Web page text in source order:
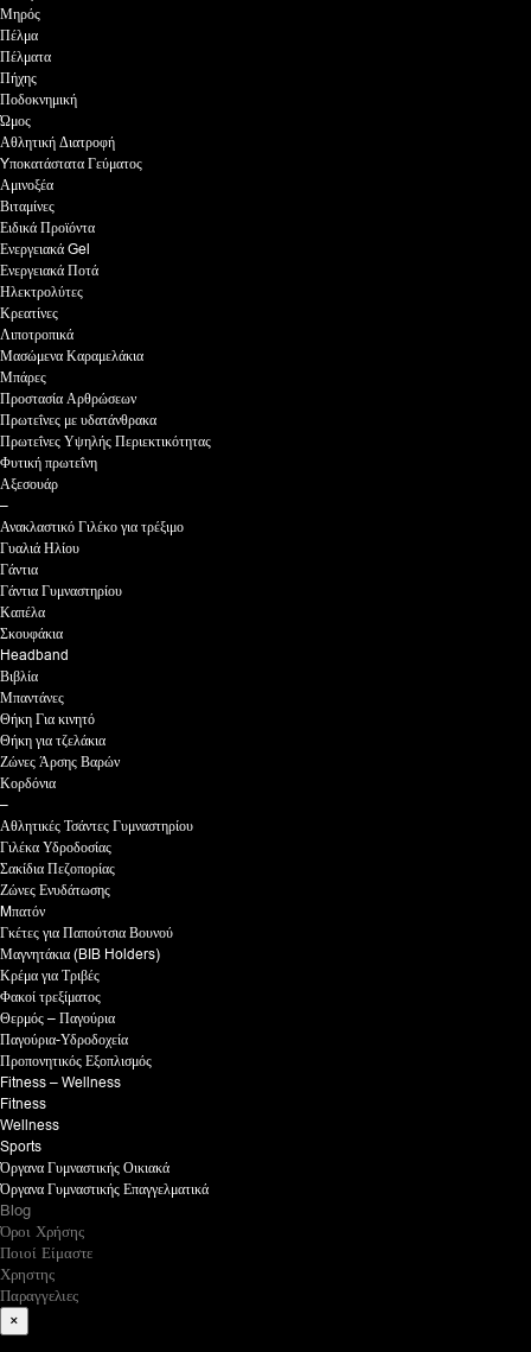
Μηρός
Πέλμα
Πέλματα
Πήχης
Ποδοκνημική
Ώμος
Αθλητική Διατροφή
Yποκατάστατα Γεύματος
Αμινοξέα
Βιταμίνες
Ειδικά Προϊόντα
Ενεργειακά Gel
Ενεργειακά Ποτά
Ηλεκτρολύτες
Κρεατίνες
Λιποτροπικά
Μασώμενα Καραμελάκια
Μπάρες
Προστασία Αρθρώσεων
Πρωτεΐνες με υδατάνθρακα
Πρωτεΐνες Υψηλής Περιεκτικότητας
Φυτική πρωτεΐνη
Αξεσουάρ
–
Ανακλαστικό Γιλέκο για τρέξιμο
Γυαλιά Ηλίου
Γάντια
Γάντια Γυμναστηρίου
Καπέλα
Σκουφάκια
Headband
Βιβλία
Μπαντάνες
Θήκη Για κινητό
Θήκη για τζελάκια
Ζώνες Άρσης Βαρών
Κορδόνια
–
Αθλητικές Τσάντες Γυμναστηρίου
Γιλέκα Υδροδοσίας
Σακίδια Πεζοπορίας
Ζώνες Ενυδάτωσης
Mπατόν
Γκέτες για Παπούτσια Βουνού
Μαγνητάκια (BIB Holders)
Κρέμα για Τριβές
Φακοί τρεξίματος
Θερμός – Παγούρια
Παγούρια-Υδροδοχεία
Προπονητικός Εξοπλισμός
Fitness – Wellness
Fitness
Wellness
Sports
Όργανα Γυμναστικής Οικιακά
Όργανα Γυμναστικής Επαγγελματικά
Blog
Όροι Χρήσης
Ποιοί Είμαστε
Χρηστης
Παραγγελιες
×